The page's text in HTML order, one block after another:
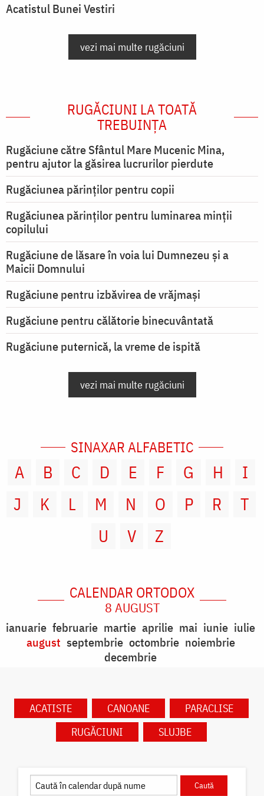
Acatistul Bunei Vestiri
vezi mai multe rugăciuni
RUGĂCIUNI LA TOATĂ
TREBUINȚA
Rugăciune către Sfântul Mare Mucenic Mina,
pentru ajutor la găsirea lucrurilor pierdute
Rugăciunea părinților pentru copii
Rugăciunea părinților pentru luminarea minţii
copilului
Rugăciune de lăsare în voia lui Dumnezeu şi a
Maicii Domnului
Rugăciune pentru izbăvirea de vrăjmași
Rugăciune pentru călătorie binecuvântată
Rugăciune puternică, la vreme de ispită
vezi mai multe rugăciuni
SINAXAR ALFABETIC
A B C D E F G H
I
J
K L M N O P R
T
U
V Z
CALENDAR ORTODOX
8 AUGUST
ianuarie februarie martie aprilie mai iunie iulie
august septembrie octombrie noiembrie
decembrie
ACATISTE CANOANE
PARACLISE
RUGĂCIUNI
SLUJBE